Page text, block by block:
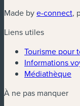
Made bye-connect,
Liens utiles
Tourisme pour
Informations
Médiathèque
À ne pas manquer